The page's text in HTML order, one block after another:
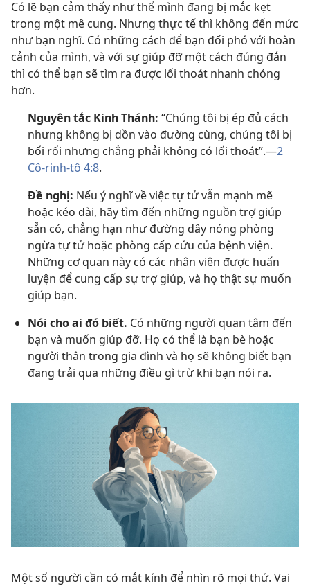
Có lẽ bạn cảm thấy như thể mình đang bị mắc kẹt
trong một mê cung. Nhưng thực tế thì không đến mức
như bạn nghĩ. Có những cách để bạn đối phó với hoàn
cảnh của mình, và với sự giúp đỡ một cách đúng đắn
thì có thể bạn sẽ tìm ra được lối thoát nhanh chóng
hơn.
Nguyên tắc Kinh Thánh: “Chúng tôi bị ép đủ cách
nhưng không bị dồn vào đường cùng, chúng tôi bị
bối rối nhưng chẳng phải không có lối thoát”.—2
Cô-rinh-tô 4:8.
Đề nghị: Nếu ý nghĩ về việc tự tử vẫn mạnh mẽ
hoặc kéo dài, hãy tìm đến những nguồn trợ giúp
sẵn có, chẳng hạn như đường dây nóng phòng
ngừa tự tử hoặc phòng cấp cứu của bệnh viện.
Những cơ quan này có các nhân viên được huấn
luyện để cung cấp sự trợ giúp, và họ thật sự muốn
giúp bạn.
Nói cho ai đó biết. Có những người quan tâm đến
bạn và muốn giúp đỡ. Họ có thể là bạn bè hoặc
người thân trong gia đình và họ sẽ không biết bạn
đang trải qua những điều gì trừ khi bạn nói ra.
Một số người cần có mắt kính để nhìn rõ mọi thứ. Vai